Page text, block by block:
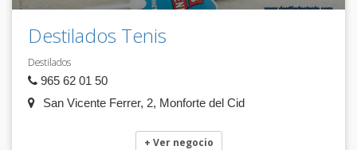
Destilados Tenis
Destilados
965 62 01 50
San Vicente Ferrer, 2, Monforte del Cid
+ Ver negocio